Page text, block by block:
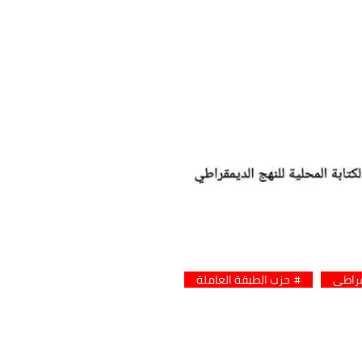
حزب الطبقة العاملة